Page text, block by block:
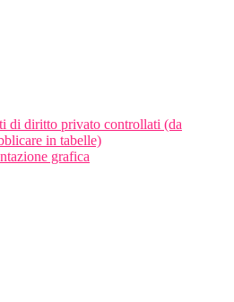
di diritto privato controllati (da
in tabelle)
grafica